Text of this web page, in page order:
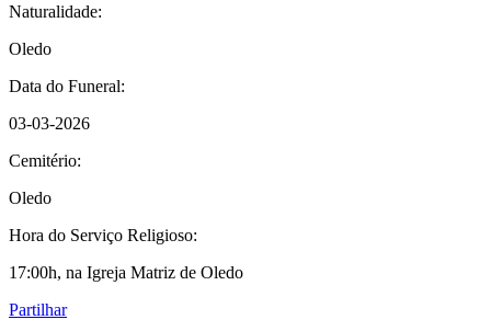
Naturalidade:
Oledo
Data do Funeral:
03-03-2026
Cemitério:
Oledo
Hora do Serviço Religioso:
17:00h, na Igreja Matriz de Oledo
Partilhar